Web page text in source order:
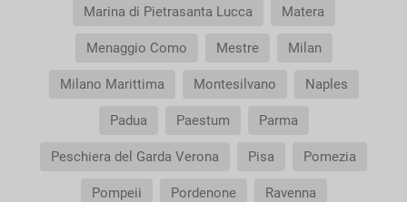
the adult?
Why do I get duplicate vouchers for the transfer
Marina di Pietrasanta Lucca Matera
Menaggio Como Mestre Milan
Milano Marittima Montesilvano Naples
Padua Paestum Parma
Peschiera del Garda Verona Pisa Pomezia
Pompeii Pordenone Ravenna